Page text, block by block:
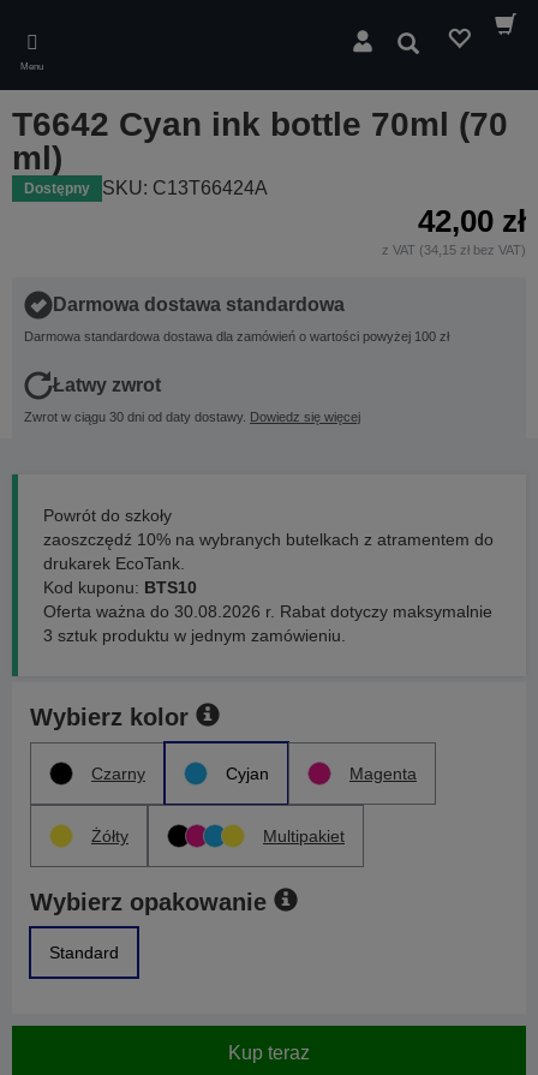
main
content
Menu
Wyszukaj
T6642 Cyan ink bottle 70ml (70
ml)
Dostępny SKU: C13T66424A
42,00 zł
z VAT (34,15 zł bez VAT)
Darmowa dostawa standardowa
Darmowa standardowa dostawa dla zamówień o wartości powyżej 100 zł
Łatwy zwrot
Zwrot w ciągu 30 dni od daty dostawy. Dowiedz się więcej
Powrót do szkoły
zaoszczędź 10% na wybranych butelkach z atramentem do
drukarek EcoTank.
Kod kuponu: BTS10
Oferta ważna do 30.08.2026 r. Rabat dotyczy maksymalnie
3 sztuk produktu w jednym zamówieniu.
Wybierz kolor
Czarny Cyjan Magenta
Żółty Multipakiet
Wybierz opakowanie
Standard
Kup teraz